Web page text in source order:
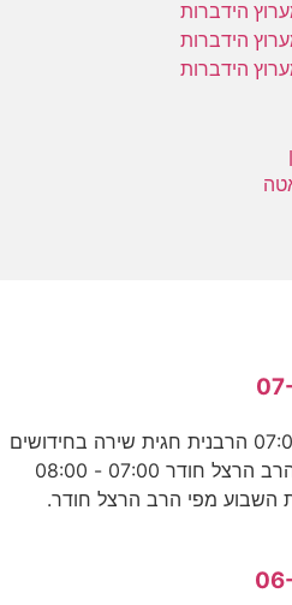
הרבנית חגית שירה 06:00 - 07:00 הרבנית חגית שירה בחידושים
ודברי חיזוק על פרשת השבוע. הרב הרצל חודר 07:00 - 08:00
השבוע מפי הרב הרצל חודר.